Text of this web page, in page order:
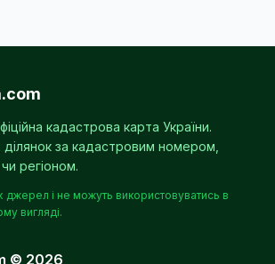
кадастрова карта України.
за кадастровим номером,
регіоном.
джерел і не можуть використовуватись в
вигляді.
© 2026